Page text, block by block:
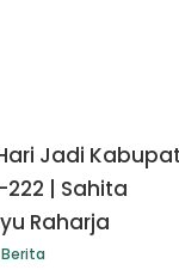
Jadi
| Sahita
Raharja
Berita